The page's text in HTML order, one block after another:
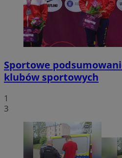
Sportowe
klubów sportowych
1
3